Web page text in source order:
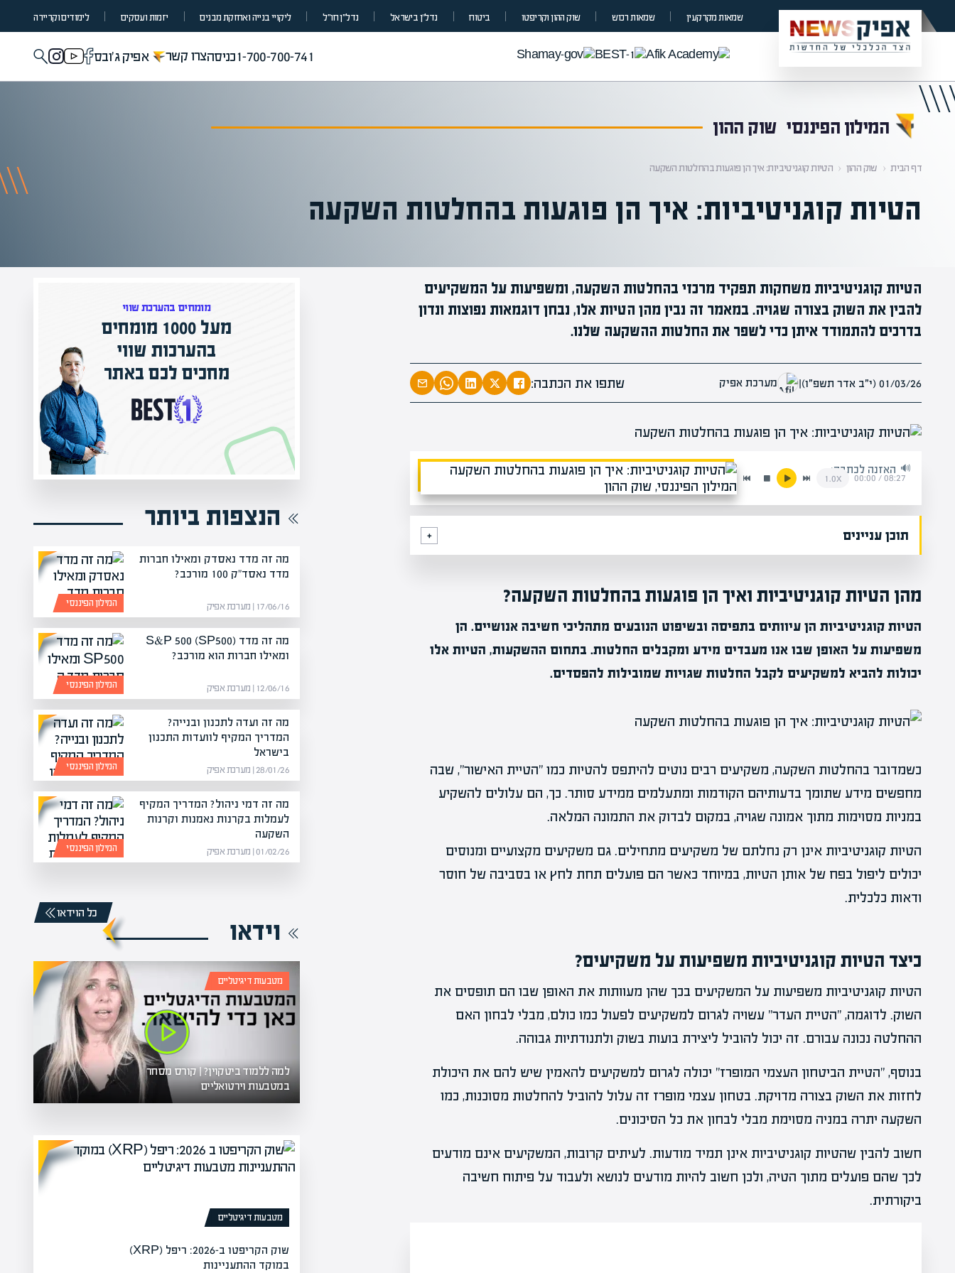
שמאות מקרקעין שמאות רכוש שוק ההון וקריפטו ביטוח נדל”ן בישראל נדל״ן חו״ל ליקויי בנייה ואחזקת מבנים יזמות ועסקים לימודים וקריירה
1-700-700-741כניסהצרו קשר אפיק ג'ובס
המילון הפיננסי שוק ההון
דף הבית ‹ שוק ההון ‹ הטיות קוגניטיביות: איך הן פוגעות בהחלטות השקעה
הטיות קוגניטיביות: איך הן פוגעות בהחלטות השקעה
הטיות קוגניטיביות משחקות תפקיד מרכזי בהחלטות השקעה, ומשפיעות על המשקיעים
להבין את השוק בצורה שגויה. במאמר זה נבין מהן הטיות אלו, נבחן דוגמאות נפוצות ונדון
בדרכים להתמודד איתן כדי לשפר את החלטות ההשקעה שלנו.
01/03/26 (י״ב אדר תשפ״ו) | מערכת אפיק שתפו את הכתבה:
האזנה לכתבה:
08:27
/
00:00
1.0x
תוכן עניינים
מהן הטיות קוגניטיביות ואיך הן פוגעות בהחלטות השקעה?
הטיות קוגניטיביות הן עיוותים בתפיסה ובשיפוט הנובעים מתהליכי חשיבה אנושיים. הן
משפיעות על האופן שבו אנו מעבדים מידע ומקבלים החלטות. בתחום ההשקעות, הטיות אלו
יכולות להביא למשקיעים לקבל החלטות שגויות שמובילות להפסדים.
כשמדובר בהחלטות השקעה, משקיעים רבים נוטים להיתפס להטיות כמו "הטיית האישור", שבה
מחפשים מידע שתומך בדעותיהם הקודמות ומתעלמים ממידע סותר. כך, הם עלולים להשקיע
במניות מסוימות מתוך אמונה שגויה, במקום לבדוק את התמונה המלאה.
הטיות קוגניטיביות אינן רק נחלתם של משקיעים מתחילים. גם משקיעים מקצועיים ומנוסים
יכולים ליפול בפח של אותן הטיות, במיוחד כאשר הם פועלים תחת לחץ או בסביבה של חוסר
ודאות כלכלית.
כיצד הטיות קוגניטיביות משפיעות על משקיעים?
הטיות קוגניטיביות משפיעות על המשקיעים בכך שהן מעוותות את האופן שבו הם תופסים את
השוק. לדוגמה, "הטיית העדר" עשויה לגרום למשקיעים לפעול כמו כולם, מבלי לבחון האם
ההחלטה נכונה עבורם. זה יכול להוביל ליצירת בועות בשוק ולתנודתיות גבוהה.
בנוסף, "הטיית הביטחון העצמי המופרז" יכולה לגרום למשקיעים להאמין שיש להם את היכולת
לחזות את השוק בצורה מדויקת. בטחון עצמי מופרז זה עלול להוביל להחלטות מסוכנות, כמו
השקעה יתרה במניה מסוימת מבלי לבחון את כל הסיכונים.
חשוב להבין שהטיות קוגניטיביות אינן תמיד מודעות. לעיתים קרובות, המשקיעים אינם מודעים
לכך שהם פועלים מתוך הטיה, ולכן חשוב להיות מודעים לנושא ולעבוד על פיתוח חשיבה
ביקורתית.
מומחים בהערכת שווי
מעל 1000 מומחים
בהערכות שווי
מחכים לכם באתר
הנצפות ביותר
המילון הפיננסי
מה זה מדד נאסדק ומאילו חברות
מדד נאסד"ק 100 מורכב?
17/06/16 | מערכת אפיק
המילון הפיננסי
מה זה מדד S&P 500 (SP500)
ומאילו חברות הוא מורכב?
12/06/16 | מערכת אפיק
המילון הפיננסי
מה זה ועדה לתכנון ובנייה?
המדריך המקיף לוועדות התכנון
בישראל
28/01/26 | מערכת אפיק
המילון הפיננסי
מה זה דמי ניהול? המדריך המקיף
לעמלות בקרנות נאמנות וקרנות
השקעה
01/02/26 | מערכת אפיק
וידאו
כל הוידאו
מטבעות דיגיטליים
למה ללמוד ביטקוין? | קורס מסחר
במטבעות וירטואליים
מטבעות דיגיטליים
שוק הקריפטו ב-2026: ריפל (XRP)
במוקד ההתעניינות